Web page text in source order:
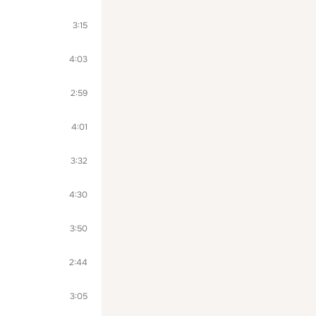
3:15
4:03
2:59
4:01
3:32
4:30
3:50
2:44
3:05